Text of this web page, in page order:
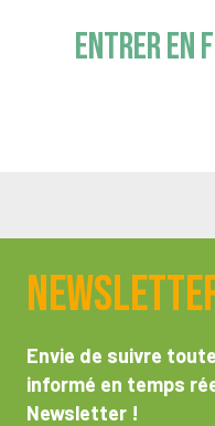
ENTRER EN
Envie de suivre
informé en temps
Newsletter !